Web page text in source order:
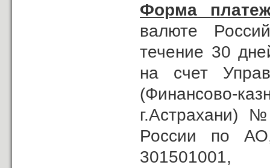
Форма
валюте
течение 30
на счет
(Финансово-
г.Астрахани)
России по